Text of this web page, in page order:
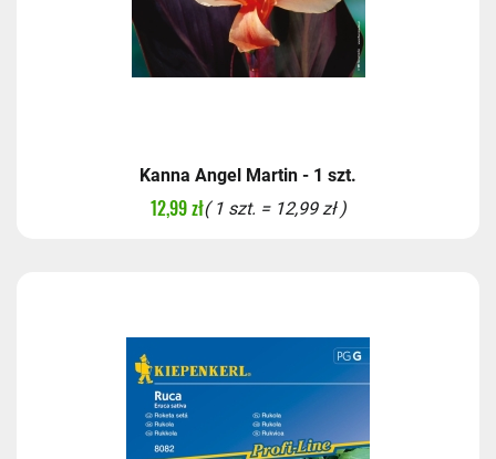
Kanna Angel Martin - 1 szt.
12,99 zł( 1 szt. = 12,99 zł )